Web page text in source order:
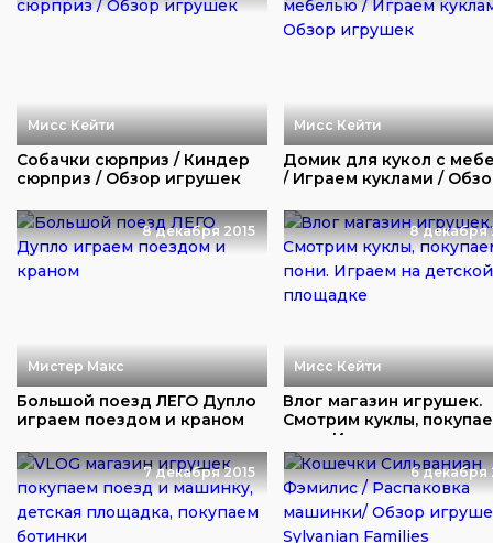
Мисс Кейти
Собачки сюрприз / Киндер
сюрприз / Обзор игрушек
Мисс Кейти
Домик для кукол с
/ Играем куклами /
8 декабря 2015
Мистер Макс
Большой поезд ЛЕГО Дупло
играем поездом и краном
8 декабря
Мисс Кейти
Влог магазин игрушек.
Смотрим куклы,
пони. Играем н...
7 декабря 2015 6 декабря